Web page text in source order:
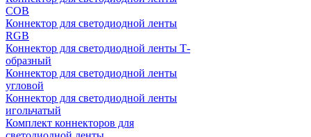
COB
Коннектор для светодиодной ленты
RGB
Коннектор для светодиодной ленты Т-
образный
Коннектор для светодиодной ленты
угловой
Коннектор для светодиодной ленты
игольчатый
Комплект коннекторов для